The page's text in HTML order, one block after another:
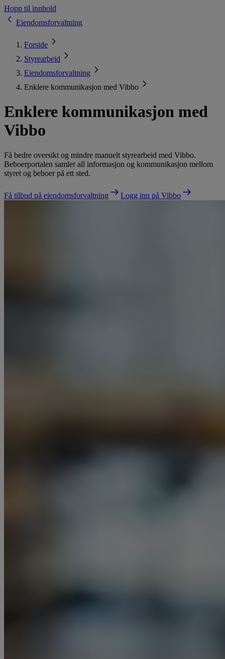
Hopp til innhold
Eiendomsforvaltning
Forside
Styrearbeid
Eiendomsforvaltning
Enklere kommunikasjon med Vibbo
Enklere kommunikasjon med
Vibbo
Få bedre oversikt og mindre manuelt styrearbeid med Vibbo.
Beboerportalen samler all informasjon og kommunikasjon mellom
styret og beboer på ett sted.
Få tilbud på eiendomsforvaltning Logg inn på Vibbo